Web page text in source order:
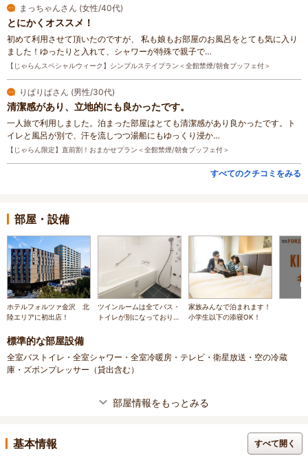
まっちゃんさん (女性/40代)
とにかくオススメ！
初めて利用させて頂いたのですが、 私も娘もお部屋のお風呂をとても気に入り
ました！ゆったりと入れて、シャワーが特殊で親子で…
【じゃらんスペシャルウィーク】シンプルステイプラン＜全館禁煙/朝食ブッフェ付＞
りぱりぱさん (男性/30代)
清潔感があり、立地的にも良かったです。
一人旅で利用しました。泊まった部屋はとても清潔感があり良かったです。ト
イレと風呂が別で、汗を流しつつ湯船にもゆっくり浸か…
【じゃらん限定】直前割！おまかせプラン＜全館禁煙/朝食ブッフェ付＞
すべてのクチコミをみる
部屋・設備
ホテルフォルツァ金沢 北
陸エリアに初出店！
ツインルームは全てバス・
トイレが別になっておりま
家族みんなで泊まれます！
小学生以下の添寝OK！
標準的な部屋設備
全室バストイレ・全室シャワー・全室冷暖房・テレビ・衛星放送・空の冷蔵
庫・ズボンプレッサー（貸出含む）
部屋情報をもっとみる
基本情報 すべて開く